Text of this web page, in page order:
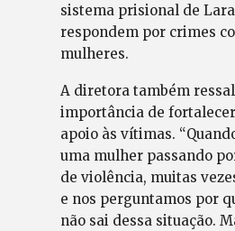
sistema prisional de
respondem por crimes
mulheres.
A diretora também
importância de
apoio às vítimas.
uma mulher passando
de violência, muitas
e nos perguntamos por
não sai dessa situação.